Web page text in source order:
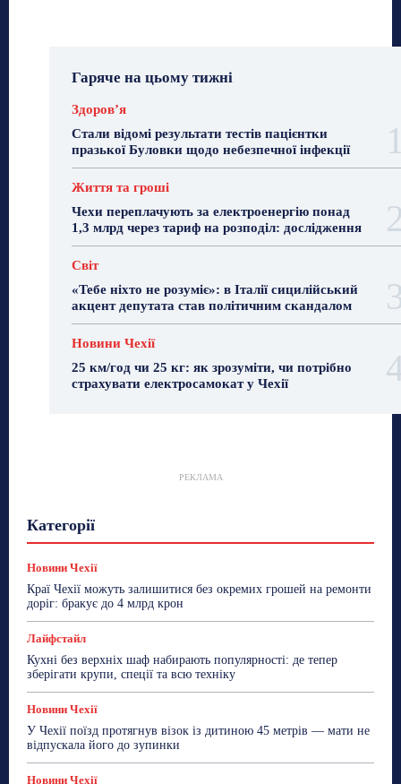
Гаряче на цьому тижні
Здоровʼя
Стали відомі результати тестів пацієнтки
празької Буловки щодо небезпечної інфекції
Життя та гроші
Чехи переплачують за електроенергію понад
1,3 млрд через тариф на розподіл: дослідження
Світ
«Тебе ніхто не розуміє»: в Італії сицилійський
акцент депутата став політичним скандалом
Новини Чехії
25 км/год чи 25 кг: як зрозуміти, чи потрібно
страхувати електросамокат у Чехії
РЕКЛАМА
Категорії
Лайфстайл
Мандри Мова
Новини України
Новини Чехії
Сад та город Світ
ТехноМанія
Топ-новини Фоторепортаж
Новини Чехії
Краї Чехії можуть залишитися без окремих грошей на ремонти
доріг: бракує до 4 млрд крон
Лайфстайл
Кухні без верхніх шаф набирають популярності: де тепер
зберігати крупи, спеції та всю техніку
Новини Чехії
У Чехії поїзд протягнув візок із дитиною 45 метрів — мати не
відпускала його до зупинки
Новини Чехії